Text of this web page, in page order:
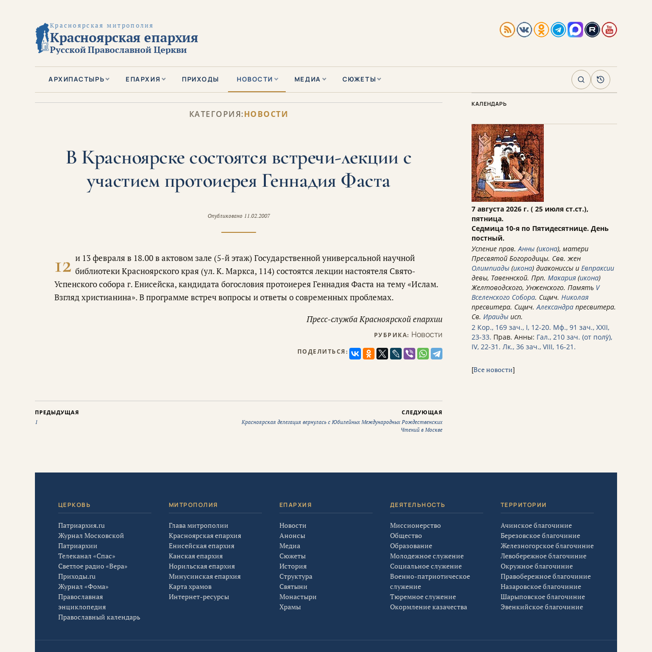
Красноярская митрополия
Красноярская епархия
Русской Православной Церкви
АРХИПАСТЫРЬ ЕПАРХИЯ ПРИХОДЫ НОВОСТИ МЕДИА СЮЖЕТЫ ПоискАрхив
КАТЕГОРИЯ:НОВОСТИ
В Красноярске состоятся встречи-лекции с
участием протоиерея Геннадия Фаста
Опубликовано 11.02.2007
12 и 13 февраля в 18.00 в актовом зале (5-й этаж) Государственной универсальной научной
библиотеки Красноярского края (ул. К. Маркса, 114) состоятся лекции настоятеля Свято-
Успенского собора г. Енисейска, кандидата богословия протоиерея Геннадия Фаста на тему «Ислам.
Взгляд христианина». В программе встреч вопросы и ответы о современных проблемах.
Пресс-служба Красноярской епархии
РУБРИКА: Новости
ПОДЕЛИТЬСЯ:
ПРЕДЫДУЩАЯ
1
СЛЕДУЮЩАЯ
Красноярская делегация вернулась с Юбилейных Международных Рождественских
Чтений в Москве
КАЛЕНДАРЬ
7 августа 2026 г. ( 25 июля ст.ст.),
пятница.
Седмица 10-я по Пятидесятнице. День
постный.
Успение прав.Анны (икона), матери
Пресвятой Богородицы. Свв. жен
Олимпиады (икона) диакониссы и Евпраксии
девы, Тавеннской. Прп. Макария (икона)
Желтоводского, Унженского. Память V
Вселенского Собора. Сщмч. Николая
пресвитера. Сщмч.Александра пресвитера.
Св. Ираиды исп.
2 Кор., 169 зач., I, 12-20. Мф., 91 зач., XXII,
23-33. Прав. Анны: Гал., 210 зач. (от полу́),
IV, 22-31. Лк., 36 зач., VIII, 16-21.
[Все новости]
ЦЕРКОВЬ
Патриархия.ru
Журнал Московской
Патриархии
Телеканал «Спас»
Светлое радио «Вера»
Приходы.ru
Журнал «Фома»
Православная
энциклопедия
Православный календарь
МИТРОПОЛИЯ
Глава митрополии
Красноярская епархия
Енисейская епархия
Канская епархия
Норильская епархия
Минусинская епархия
Карта храмов
Интернет-ресурсы
ЕПАРХИЯ
Новости
Анонсы
Медиа
Сюжеты
История
Структура
Святыни
Монастыри
Храмы
ДЕЯТЕЛЬНОСТЬ
Миссионерство
Общество
Образование
Молодежное служение
Социальное служение
Военно-патриотическое
служение
Тюремное служение
Окормление казачества
ТЕРРИТОРИИ
Ачинское благочиние
Березовское благочиние
Железногорское благочиние
Левобережное благочиние
Окружное благочиние
Правобережное благочиние
Назаровское благочиние
Шарыповское благочиние
Эвенкийское благочиние